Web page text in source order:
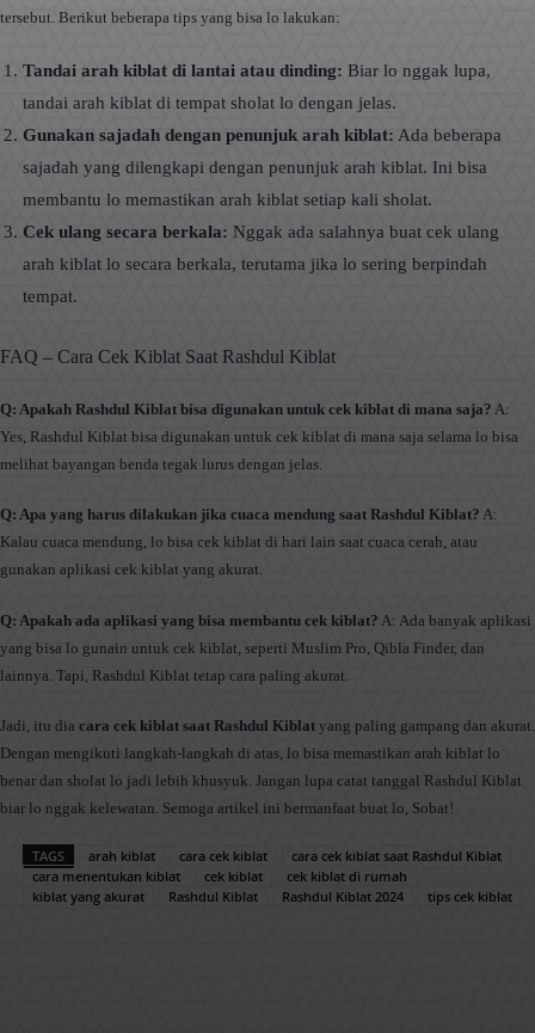
tersebut. Berikut beberapa tips yang bisa lo lakukan:
Tandai arah kiblat di lantai atau dinding: Biar lo nggak lupa,
tandai arah kiblat di tempat sholat lo dengan jelas.
Gunakan sajadah dengan penunjuk arah kiblat: Ada beberapa
sajadah yang dilengkapi dengan penunjuk arah kiblat. Ini bisa
membantu lo memastikan arah kiblat setiap kali sholat.
Cek ulang secara berkala: Nggak ada salahnya buat cek ulang
arah kiblat lo secara berkala, terutama jika lo sering berpindah
tempat.
FAQ – Cara Cek Kiblat Saat Rashdul Kiblat
Q: Apakah Rashdul Kiblat bisa digunakan untuk cek kiblat di mana saja? A:
Yes, Rashdul Kiblat bisa digunakan untuk cek kiblat di mana saja selama lo bisa
melihat bayangan benda tegak lurus dengan jelas.
Q: Apa yang harus dilakukan jika cuaca mendung saat Rashdul Kiblat? A:
Kalau cuaca mendung, lo bisa cek kiblat di hari lain saat cuaca cerah, atau
gunakan aplikasi cek kiblat yang akurat.
Q: Apakah ada aplikasi yang bisa membantu cek kiblat? A: Ada banyak aplikasi
yang bisa lo gunain untuk cek kiblat, seperti Muslim Pro, Qibla Finder, dan
lainnya. Tapi, Rashdul Kiblat tetap cara paling akurat.
Jadi, itu dia cara cek kiblat saat Rashdul Kiblat yang paling gampang dan akurat.
Dengan mengikuti langkah-langkah di atas, lo bisa memastikan arah kiblat lo
benar dan sholat lo jadi lebih khusyuk. Jangan lupa catat tanggal Rashdul Kiblat
biar lo nggak kelewatan. Semoga artikel ini bermanfaat buat lo, Sobat!
TAGS arah kiblat cara cek kiblat
cara cek kiblat saat Rashdul Kiblat
cara menentukan kiblat
cek kiblat
cek kiblat di rumah
kiblat yang akurat
Rashdul Kiblat Rashdul Kiblat 2024 tips cek kiblat